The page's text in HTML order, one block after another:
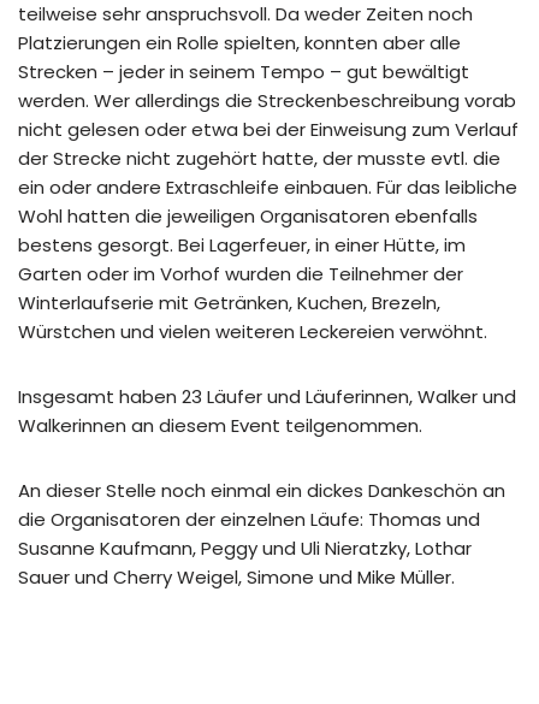
teilweise sehr anspruchsvoll. Da weder Zeiten noch
Platzierungen ein Rolle spielten, konnten aber alle
Strecken – jeder in seinem Tempo – gut bewältigt
werden. Wer allerdings die Streckenbeschreibung vorab
nicht gelesen oder etwa bei der Einweisung zum Verlauf
der Strecke nicht zugehört hatte, der musste evtl. die
ein oder andere Extraschleife einbauen. Für das leibliche
Wohl hatten die jeweiligen Organisatoren ebenfalls
bestens gesorgt. Bei Lagerfeuer, in einer Hütte, im
Garten oder im Vorhof wurden die Teilnehmer der
Winterlaufserie mit Getränken, Kuchen, Brezeln,
Würstchen und vielen weiteren Leckereien verwöhnt.
Insgesamt haben 23 Läufer und Läuferinnen, Walker und
Walkerinnen an diesem Event teilgenommen.
An dieser Stelle noch einmal ein dickes Dankeschön an
die Organisatoren der einzelnen Läufe: Thomas und
Susanne Kaufmann, Peggy und Uli Nieratzky, Lothar
Sauer und Cherry Weigel, Simone und Mike Müller.